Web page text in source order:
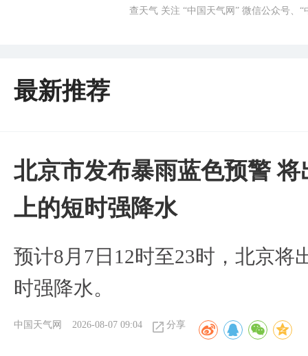
查天气 关注 “中国天气网” 微信公众号、
最新推荐
北京市发布暴雨蓝色预警
上的短时强降水
预计8月7日12时至23时，北京将
时强降水。
中国天气网 2026-08-07 09:04 分享